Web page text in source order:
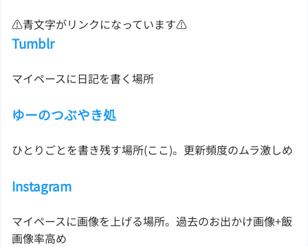
⚠青文字がリンクになっています⚠
Tumblr
マイペースに日記を書く場所
ゆーのつぶやき処
ひとりごとを書き残す場所(ここ)。更新頻度のムラ激しめ
Instagram
マイペースに画像を上げる場所。過去のお出かけ画像+飯
画像率高め